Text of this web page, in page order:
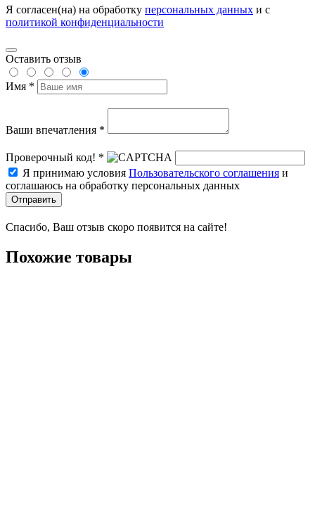
Я согласен(на) на обработку персональных данных и с
политикой конфиденциальности
Оставить отзыв
Имя *
Ваши впечатления *
Проверочный код! *
Я принимаю условия Пользовательского соглашения и
соглашаюсь на обработку персональных данных
Отправить
Спасибо, Ваш отзыв скоро появится на сайте!
Похожие товары